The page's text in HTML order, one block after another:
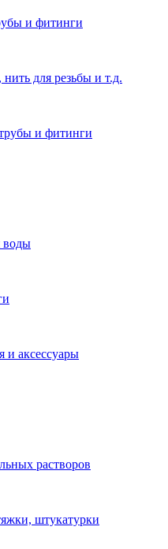
и фитинги
для резьбы и т.д.
и фитинги
воды
и аксессуары
растворов
штукатурки